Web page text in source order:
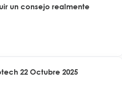
un consejo realmente
22 Octubre 2025